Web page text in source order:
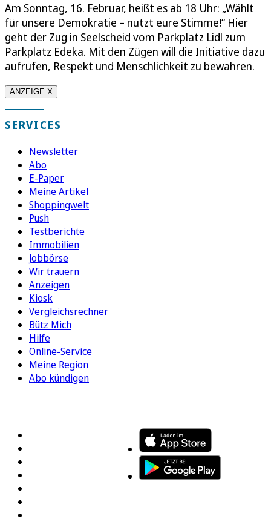
Am Sonntag, 16. Februar, heißt es ab 18 Uhr: „Wählt
für unsere Demokratie – nutzt eure Stimme!“ Hier
geht der Zug in Seelscheid vom Parkplatz Lidl zum
Parkplatz Edeka. Mit den Zügen will die Initiative dazu
aufrufen, Respekt und Menschlichkeit zu bewahren.
ANZEIGE X
SERVICES
Newsletter
Abo
E-Paper
Meine Artikel
Shoppingwelt
Push
Testberichte
Immobilien
Jobbörse
Wir trauern
Anzeigen
Kiosk
Vergleichsrechner
Bütz Mich
Hilfe
Online-Service
Meine Region
Abo kündigen